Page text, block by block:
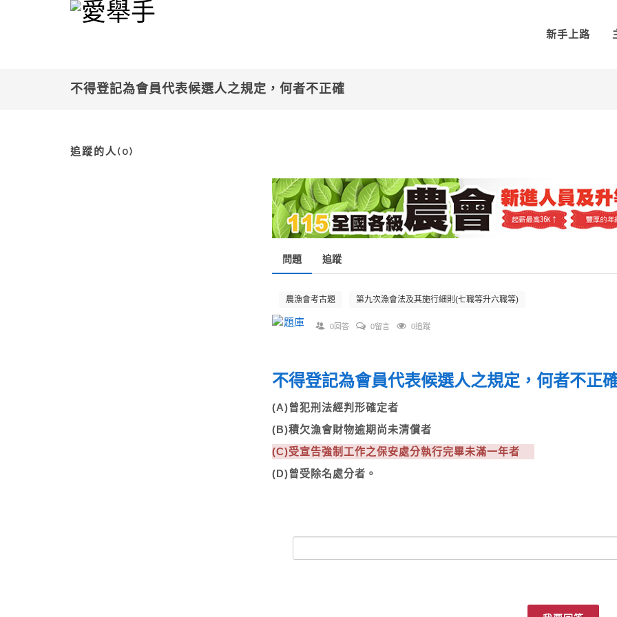
新手上路
不得登記為會員代表候選人之規定，何者不正確
追蹤的人(0)
問題 追蹤
農漁會考古題 第九次漁會法及其施行細則(七職等升六職等)
0回答 0留言 0追蹤
不得登記為會員代表候選人之規定，何者不正
(A)曾犯刑法經判形確定者
(B)積欠漁會財物逾期尚未清償者
(C)受宣告強制工作之保安處分執行完畢未滿一年者
(D)曾受除名處分者。